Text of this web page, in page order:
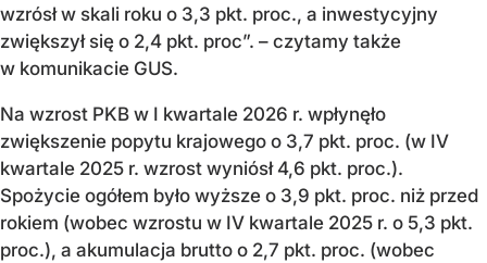
wzrósł w skali roku o 3,3 pkt. proc., a inwestycyjny
zwiększył się o 2,4 pkt. proc”. – czytamy także
w komunikacie GUS.
Na wzrost PKB w I kwartale 2026 r. wpłynęło
zwiększenie popytu krajowego o 3,7 pkt. proc. (w IV
kwartale 2025 r. wzrost wyniósł 4,6 pkt. proc.).
Spożycie ogółem było wyższe o 3,9 pkt. proc. niż przed
rokiem (wobec wzrostu w IV kwartale 2025 r. o 5,3 pkt.
proc.), a akumulacja brutto o 2,7 pkt. proc. (wobec